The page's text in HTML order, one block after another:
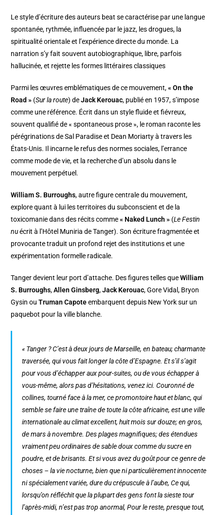
Le style d’écriture des auteurs beat se caractérise par une langue
spontanée, rythmée, influencée par le jazz, les drogues, la
spiritualité orientale et l’expérience directe du monde. La
narration s’y fait souvent autobiographique, libre, parfois
hallucinée, et rejette les formes littéraires classiques
Parmi les œuvres emblématiques de ce mouvement,« On the
Road » (Sur la route) deJack Kerouac, publié en 1957, s’impose
comme une référence. Écrit dans un style fluide et fiévreux,
souvent qualifié de « spontaneous prose », le roman raconte les
pérégrinations de Sal Paradise et Dean Moriarty à travers les
États-Unis. Il incarne le refus des normes sociales, l’errance
comme mode de vie, et la recherche d’un absolu dans le
mouvement perpétuel.
William S. Burroughs, autre figure centrale du mouvement,
explore quant à lui les territoires du subconscient et de la
toxicomanie dans des récits comme« Naked Lunch » (Le Festin
nuécrit à l’Hôtel Muniria de Tanger). Son écriture fragmentée et
provocante traduit un profond rejet des institutions et une
expérimentation formelle radicale.
Tanger devient leur port d’attache. Des figures telles queWilliam
S. Burroughs,Allen Ginsberg,Jack Kerouac, Gore Vidal, Bryon
Gysin ouTruman Capoteembarquent depuis New York sur un
paquebot pour la ville blanche.
« Tanger ? C’est à deux jours de Marseille, en bateau; charmante
traversée, qui vous fait longer la côte d’Espagne. Et s’il s’agit
pour vous d’échapper aux pour-suites, ou de vous échapper à
vous-même, alors pas d’hésitations, venez ici. Couronné de
collines, tourné face à la mer, ce promontoire haut et blanc, qui
semble se faire une traîne de toute la côte africaine, est une ville
internationale au climat excellent, huit mois sur douze; en gros,
de mars à novembre. Des plages magnifiques; des étendues
vraiment peu ordinaires de sable doux comme du sucre en
poudre, et de brisants. Et si vous avez du goût pour ce genre de
choses – la vie nocturne, bien que ni particulièrement innocente
ni spécialement variée, dure du crépuscule à l’aube, Ce qui,
lorsqu’on réfléchit que la plupart des gens font la sieste tour
l’après-midi, n’est pas trop anormal, Pour le reste, presque tout,